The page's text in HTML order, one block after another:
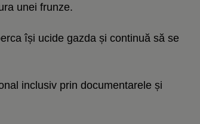
unei frunze.
își ucide gazda și continuă să se
inclusiv prin documentarele și